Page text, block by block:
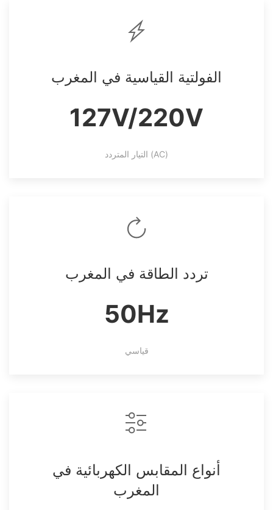
الفولتية القياسية في المغرب
127V/220V
التيار المتردد (AC)
تردد الطاقة في المغرب
50Hz
قياسي
أنواع المقابس الكهربائية في
المغرب